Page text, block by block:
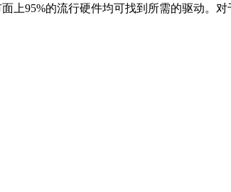
95%的流行硬件均可找到所需的驱动。